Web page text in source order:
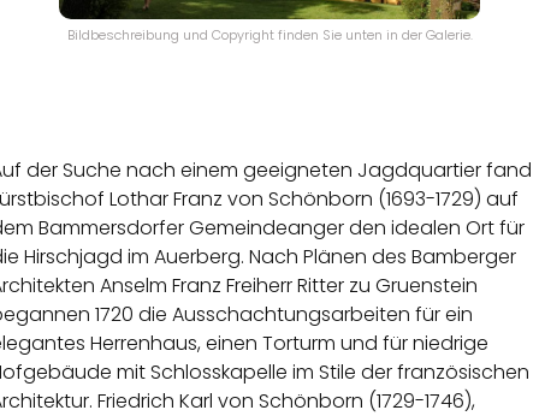
Bildbeschreibung und Copyright finden Sie unten in der Galerie.
der Suche nach einem geeigneten Jagdquartier fand
Lothar Franz von Schönborn (1693-1729) auf
Bammersdorfer Gemeindeanger den idealen Ort für
Hirschjagd im Auerberg. Nach Plänen des Bamberger
Anselm Franz Freiherr Ritter zu Gruenstein
1720 die Ausschachtungsarbeiten für ein
Herrenhaus, einen Torturm und für niedrige
mit Schlosskapelle im Stile der französischen
Friedrich Karl von Schönborn (1729-1746),